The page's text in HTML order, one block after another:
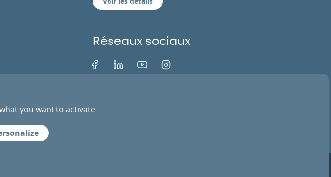
Réseaux sociaux
FacebookLinkedIn Youtube Instagram
ESPACE PRO
you want to activate